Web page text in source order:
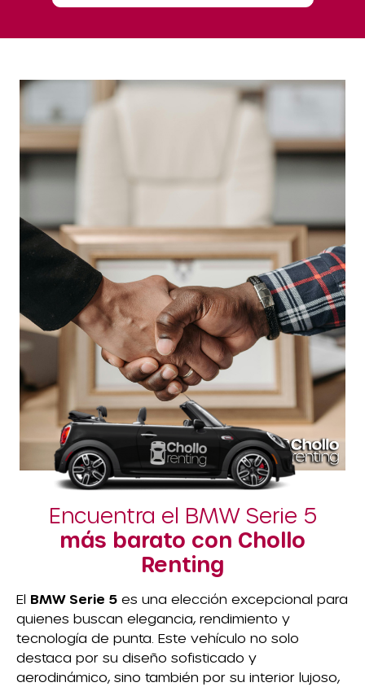
Encuentra el BMW Serie 5
más barato con Chollo
Renting
El BMW Serie 5 es una elección excepcional para
quienes buscan elegancia, rendimiento y
tecnología de punta. Este vehículo no solo
destaca por su diseño sofisticado y
aerodinámico, sino también por su interior lujoso,